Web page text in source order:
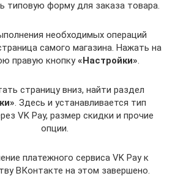
типовую форму для заказа товара.
необходимых операций
самого магазина. Нажать на
правую кнопку«Настройки».
страницу вниз, найти раздел
. Здесь и устанавливается тип
VK Pay, размер скидки и прочие
опции.
платежного сервиса VK Pay к
ВКонтакте на этом завершено.